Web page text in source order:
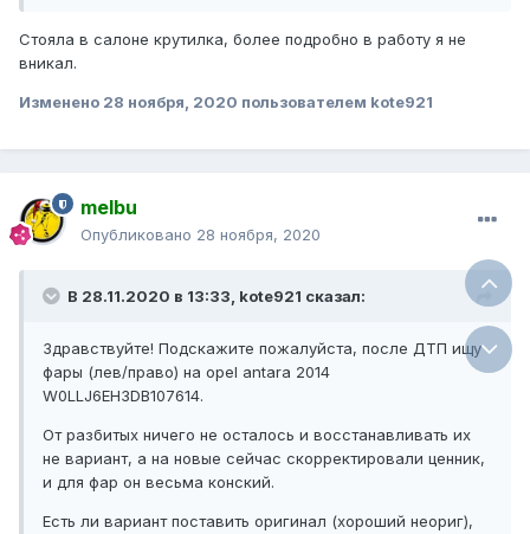
Стояла в салоне крутилка, более подробно в работу я не
вникал.
Изменено 28 ноября, 2020 пользователем kote921
melbu
Опубликовано 28 ноября, 2020
В 28.11.2020 в 13:33, kote921 сказал:
Здравствуйте! Подскажите пожалуйста, после ДТП ищу
фары (лев/право) на opel antara 2014
W0LLJ6EH3DB107614.
От разбитых ничего не осталось и восстанавливать их
не вариант, а на новые сейчас скорректировали ценник,
и для фар он весьма конский.
Есть ли вариант поставить оригинал (хороший неориг),